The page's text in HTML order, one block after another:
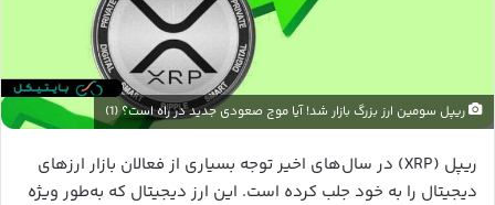
ریپل سومین ارز بزرگ بازار شد! آیا موج صعودی جدید در راه است؟ (1)
ریپل (XRP) در سال‌های اخیر توجه بسیاری از فعالان بازار ارزهای
دیجیتال را به خود جلب کرده است. این ارز دیجیتال که به‌طور ویژه